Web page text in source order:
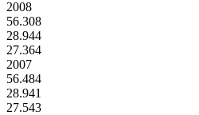
2008
56.308
28.944
27.364
2007
56.484
28.941
27.543